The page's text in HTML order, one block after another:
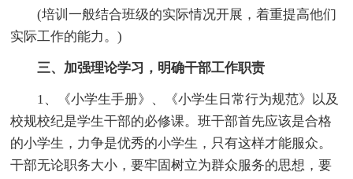
(培训一般结合班级的实际情况开展，着重提高他们
实际工作的能力。)
三、加强理论学习，明确干部工作职责
1、《小学生手册》、《小学生日常行为规范》以及
校规校纪是学生干部的必修课。班干部首先应该是合格
的小学生，力争是优秀的小学生，只有这样才能服众。
干部无论职务大小，要牢固树立为群众服务的思想，要